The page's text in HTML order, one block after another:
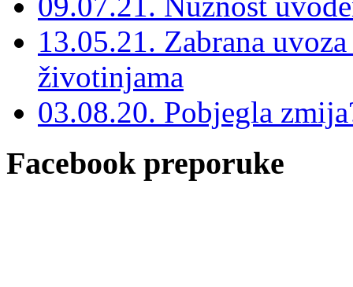
13.05.21. Zabrana
životinjama
03.08.20. Pobjegla
Facebook preporuke